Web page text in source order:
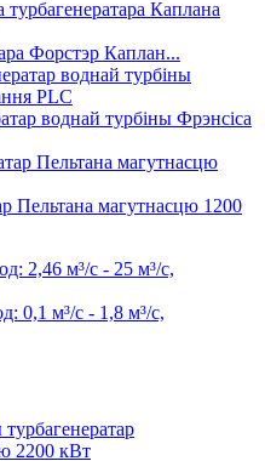
Форстэр Каплан...
воднай турбіны Фрэнсіса
Пельтана магутнасцю 1200